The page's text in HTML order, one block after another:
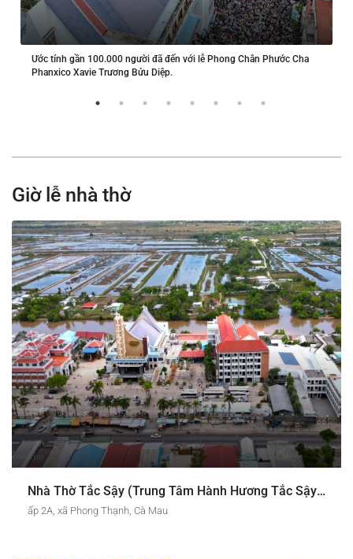
Ước tính gần 100.000 người đã đến với lễ Phong Chân Phước Cha
Phanxico Xavie Trương Bửu Diệp.
Giờ lễ nhà thờ
Nhà Thờ Tắc Sậy (Trung Tâm Hành Hương Tắc Sậy – Cha Phanxicô Xaviê Trương Bửu Diệp)
ấp 2A, xã Phong Thạnh, Cà Mau